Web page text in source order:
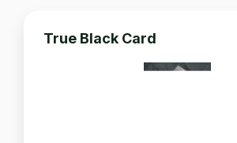
True Black Card